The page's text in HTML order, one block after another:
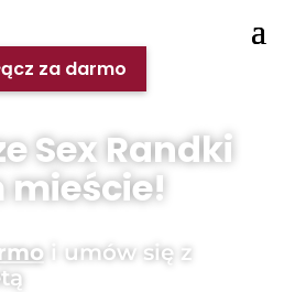
za darmo
Sex Randki
i umów się z